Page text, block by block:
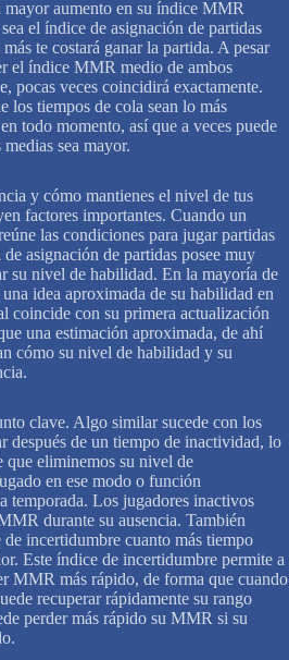
aumento en su índice MMR
el índice de asignación de partidas
te costará ganar la partida. A pesar
el índice MMR medio de ambos
pocas veces coincidirá exactamente.
los tiempos de cola sean lo más
todo momento, así que a veces puede
sea mayor.
y cómo mantienes el nivel de tus
factores importantes. Cuando un
las condiciones para jugar partidas
asignación de partidas posee muy
su nivel de habilidad. En la mayoría de
idea aproximada de su habilidad en
coincide con su primera actualización
una estimación aproximada, de ahí
cómo su nivel de habilidad y su
clave. Algo similar sucede con los
después de un tiempo de inactividad, lo
que eliminemos su nivel de
en ese modo o función
temporada. Los jugadores inactivos
durante su ausencia. También
incertidumbre cuanto más tiempo
Este índice de incertidumbre permite a
MMR más rápido, de forma que cuando
recuperar rápidamente su rango
perder más rápido su MMR si su